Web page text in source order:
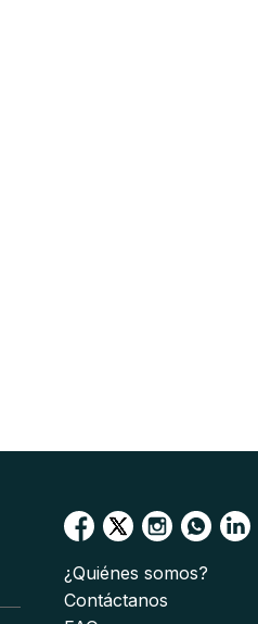
¿Quiénes somos?
Contáctanos